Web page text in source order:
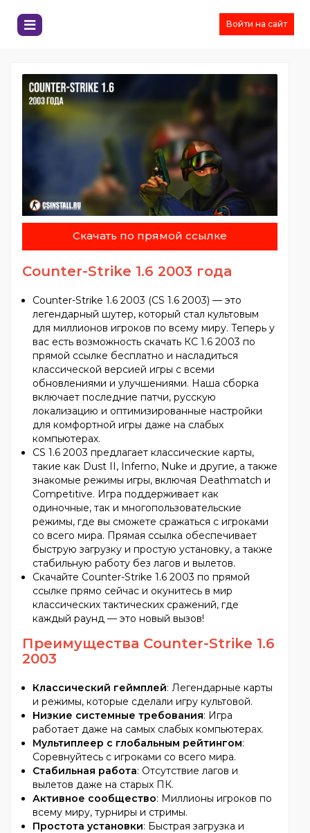
Войти на сайт
Скачать по прямой ссылке
Counter-Strike 1.6 2003 года
Counter-Strike 1.6 2003 (CS 1.6 2003) — это
легендарный шутер, который стал культовым
для миллионов игроков по всему миру. Теперь у
вас есть возможность скачать КС 1.6 2003 по
прямой ссылке бесплатно и насладиться
классической версией игры с всеми
обновлениями и улучшениями. Наша сборка
включает последние патчи, русскую
локализацию и оптимизированные настройки
для комфортной игры даже на слабых
компьютерах.
CS 1.6 2003 предлагает классические карты,
такие как Dust II, Inferno, Nuke и другие, а также
знакомые режимы игры, включая Deathmatch и
Competitive. Игра поддерживает как
одиночные, так и многопользовательские
режимы, где вы сможете сражаться с игроками
со всего мира. Прямая ссылка обеспечивает
быструю загрузку и простую установку, а также
стабильную работу без лагов и вылетов.
Скачайте Counter-Strike 1.6 2003 по прямой
ссылке прямо сейчас и окунитесь в мир
классических тактических сражений, где
каждый раунд — это новый вызов!
Преимущества Counter-Strike 1.6
2003
Классический геймплей: Легендарные карты
и режимы, которые сделали игру культовой.
Низкие системные требования: Игра
работает даже на самых слабых компьютерах.
Мультиплеер с глобальным рейтингом:
Соревнуйтесь с игроками со всего мира.
Стабильная работа: Отсутствие лагов и
вылетов даже на старых ПК.
Активное сообщество: Миллионы игроков по
всему миру, турниры и стримы.
Простота установки: Быстрая загрузка и